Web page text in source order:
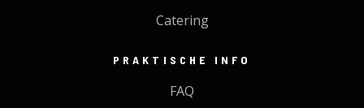
Catering
PRAKTISCHE INFO
FAQ